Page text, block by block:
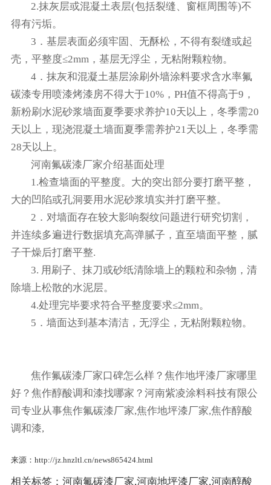
2.抹灰层或混凝土表层(包括裂缝、窗框周围等)不
得有污垢。
3．基层表面必须牢固、无酥松，不得有裂缝或起
壳，平整度≤2mm，基层无浮尘，无粘附颗粒物。
4．抹灰和混凝土基层涂刷外墙涂料要求含水率氟
碳漆专用喷漆烤漆房不得大于10%，PH值不得高于9，
新粉刷水泥砂浆墙面夏季要求养护10天以上，冬季需20
天以上，现浇混凝土墙面夏季需养护21天以上，冬季需
28天以上。
河南氟碳漆厂家介绍基面处理
1.检查墙面的平整度。大的突出部分要打磨平整，
大的凹陷或孔洞要用水泥砂浆填实并打磨平整。
2．对墙面存在较大影响裂纹问题进行研究切割，
并连续多遍进行数据填充高弹腻子，直至墙面平整，腻
子干燥后打磨平整.
3. 用刷子、抹刀或砂纸清除墙上的颗粒和杂物，清
除墙上松散的水泥层。
4.处理完毕要求符合平整度要求≤2mm。
5．墙面达到基本清洁，无浮尘，无粘附颗粒物。
焦作氟碳漆厂家口碑怎么样？焦作地坪漆厂家哪里
好？焦作醇酸调和漆找哪家？河南紫凌涂料科技有限公
司专业从事焦作氟碳漆厂家,焦作地坪漆厂家,焦作醇酸
调和漆,
来源：http://jz.hnzltl.cn/news865424.html
相关标签： 河南氟碳漆厂家,河南地坪漆厂家,河南醇酸